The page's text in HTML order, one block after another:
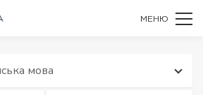
МЕНЮ
мова